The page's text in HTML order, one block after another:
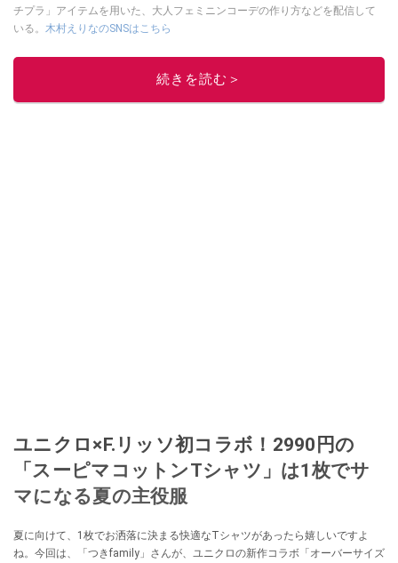
チプラ」アイテムを用いた、大人フェミニンコーデの作り方などを配信して
いる。 木村えりなのSNSはこちら
このイチオシストの他の記事を読む
続きを読む＞
ユニクロ×F.リッソ初コラボ！2990円の
「スーピマコットンTシャツ」は1枚でサ
マになる夏の主役服
夏に向けて、1枚でお洒落に決まる快適なTシャツがあったら嬉しいですよ
ね。今回は、「つきfamily」さんが、ユニクロの新作コラボ「オーバーサイズ